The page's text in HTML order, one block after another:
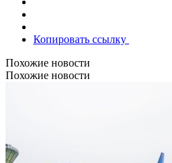
Копировать ссылку
Похожие новости
Похожие новости